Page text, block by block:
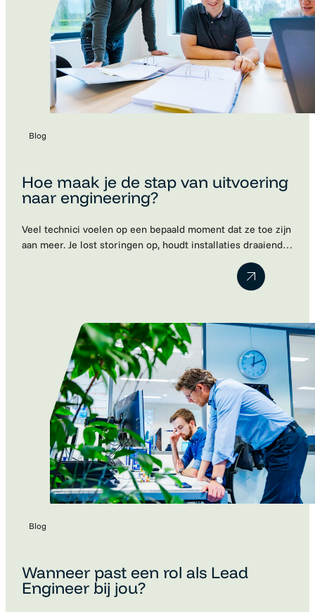
Blog
Hoe maak je de stap van uitvoering
naar engineering?
Veel technici voelen op een bepaald moment dat ze toe zijn
aan meer. Je lost storingen op, houdt installaties draaiende
en kent de techniek door en door. Maar ondertussen merk
je dat je steeds vaker meedenkt over verbeteringen,
projecten en engineering. Toch blijkt die volgende stap vaak
Blog
Wanneer past een rol als Lead
Engineer bij jou?